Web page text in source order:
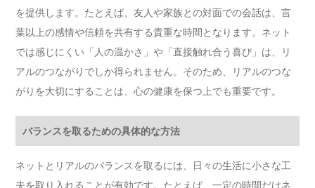
を提供します。たとえば、友人や家族との対面での会話は、言
葉以上の感情や信頼を共有する貴重な時間となります。ネット
では感じにくい「人の温かさ」や「直接触れ合う喜び」は、リ
アルのつながりでしか得られません。そのため、リアルのつな
がりを大切にすることは、心の健康を保つ上でも重要です。
バランスを取るための具体的な方法
ネットとリアルのバランスを取るには、日々の生活に小さな工
夫を取り入れることが有効です。たとえば、一定の時間だけネ